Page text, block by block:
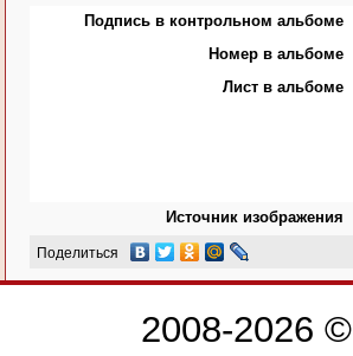
Подпись в контрольном альбоме
Номер в альбоме
Лист в альбоме
Источник изображения
Поделиться
2008-2026 ©